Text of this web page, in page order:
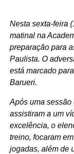
Nesta sexta-feira
matinal na
preparação para
Paulista. O
está marcado
Barueri.
Após uma
assistiram a um
excelência, o
treino, focaram
jogadas, além de